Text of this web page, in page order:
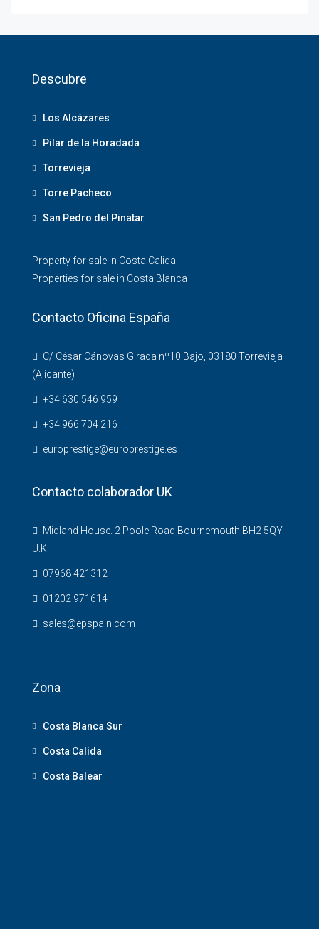
Descubre
Los Alcázares
Pilar de la Horadada
Torrevieja
Torre Pacheco
San Pedro del Pinatar
Property for sale in Costa Calida
Properties for sale in Costa Blanca
Contacto Oficina España
C/ César Cánovas Girada nº10 Bajo, 03180 Torrevieja
(Alicante)
+34 630 546 959
+34 966 704 216
europrestige@europrestige.es
Contacto colaborador UK
Midland House. 2 Poole Road Bournemouth BH2 5QY
U.K.
07968 421312
01202 971614
sales@epspain.com
Zona
Costa Blanca Sur
Costa Calida
Costa Balear